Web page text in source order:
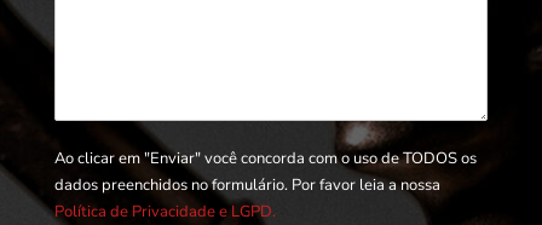
Ao clicar em "Enviar" você concorda com o uso de TODOS os
dados preenchidos no formulário. Por favor leia a nossa
Política de Privacidade e LGPD.